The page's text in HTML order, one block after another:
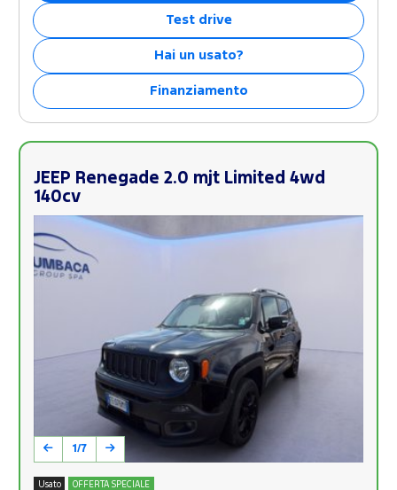
Test drive
Hai un usato?
Finanziamento
JEEP Renegade 2.0 mjt Limited 4wd
140cv
1/7
Usato OFFERTA SPECIALE